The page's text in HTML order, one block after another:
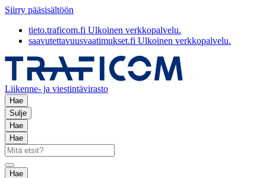
Siirry pääsisältöön
tieto.traficom.fi Ulkoinen verkkopalvelu.
saavutettavuusvaatimukset.fi Ulkoinen verkkopalvelu.
Liikenne- ja viestintävirasto
Hae
Sulje
Hae
Hae
Hae